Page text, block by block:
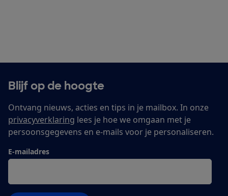
Blijf op de hoogte
Ontvang nieuws, acties en tips in je mailbox. In onze
privacyverklaring lees je hoe we omgaan met je
persoonsgegevens en e-mails voor je personaliseren.
E-mailadres